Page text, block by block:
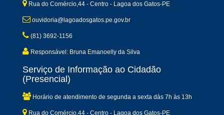
Rua do Comércio,44 - Centro - Lagoa dos Gatos-PE
ouvidoria@lagoadosgatos.pe.gov.br
(81) 3692-1156
Responsável: Bruna Emanoelly da Silva
Serviço de Informação ao Cidadão
(Presencial)
Horário de atendimento de segunda a sexta dàs 7h às 13h
Rua do Comércio,44 - Centro - Lagoa dos Gatos-PE